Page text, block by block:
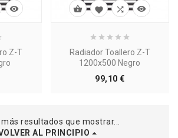
Z-T

Radiador Toallero Z-T
1200x500 Negro
99,10 €Precio
   
más resultados que mostrar...
AL PRINCIPIO